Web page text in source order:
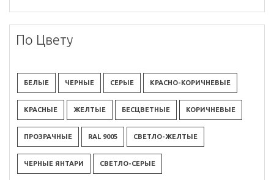
По Цвету
БЕЛЫЕ ЧЕРНЫЕ СЕРЫЕ КРАСНО-КОРИЧНЕВЫЕ
КРАСНЫЕ ЖЕЛТЫЕ БЕСЦВЕТНЫЕ КОРИЧНЕВЫЕ
ПРОЗРАЧНЫЕ RAL 9005 СВЕТЛО-ЖЕЛТЫЕ
ЧЕРНЫЕ ЯНТАРИ СВЕТЛО-СЕРЫЕ